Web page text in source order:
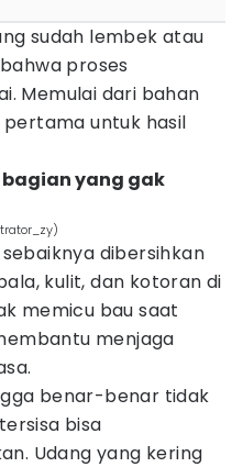
sudah lembek atau
proses
Memulai dari bahan
untuk hasil
bagian yang gak
dibersihkan
kulit, dan kotoran di
memicu bau saat
menjaga
benar-benar tidak
bisa
Udang yang kering